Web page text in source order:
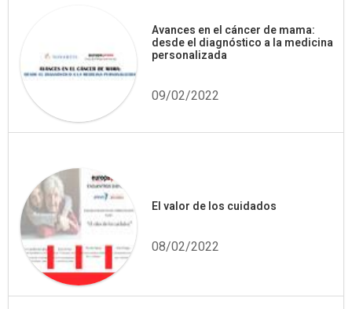
Avances en el cáncer de mama:
desde el diagnóstico a la medicina
personalizada
09/02/2022
El valor de los cuidados
08/02/2022